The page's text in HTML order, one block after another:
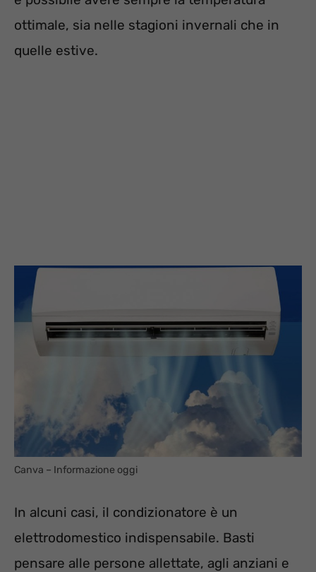
ottimale, sia nelle stagioni invernali che in
quelle estive.
Canva – Informazione oggi
In alcuni casi, il condizionatore è un
elettrodomestico indispensabile. Basti
pensare alle persone allettate, agli anziani e